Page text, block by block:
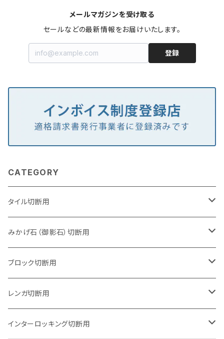
メールマガジンを受け取る
セールなどの最新情報をお届けいたします。
登録
CATEGORY
タイル切断用
105mm（4インチ）
125mm（5インチ）
グラインダー取付用
石井超硬電動切断機 取付用
みかげ石（御影石）切断用
105mm（4インチ）
セグメントタイプ
セグメントタイプ（ビス穴付き
125mm（5インチ）
セグメントタイプ
150mm（6インチ）
ブロック切断用
105mm（4インチ）
セグメントタイプ
125mm（5インチ）
レンガ切断用
105mm（4インチ）
インターロッキング切断用